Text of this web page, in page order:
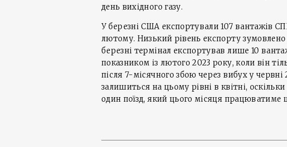
день вихідного газу.
У березні США експортували 107 вантажів
лютому. Низький рівень експорту
березні термінал експортував лише 10
показником із лютого 2023 року, коли він
після 7-місячного збою через вибух у
залишиться на цьому рівні в квітні,
один поїзд, який цього місяця працюватиме